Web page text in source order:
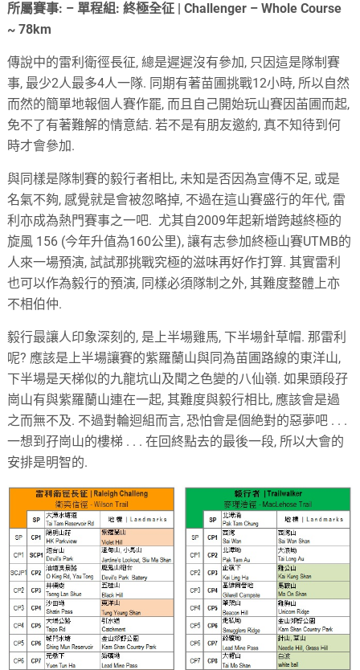
所屬賽事: – 單程組: 終極全征 | Challenger – Whole Course
~ 78km
傳說中的雷利衛徑長征, 總是遲遲沒有參加, 只因這是隊制賽
事, 最少2人最多4人一隊. 同期有著苗圃挑戰12小時, 所以自然
而然的簡單地報個人賽作罷, 而且自己開始玩山賽因苖圃而起,
免不了有著難解的情意結. 若不是有朋友邀約, 真不知待到何
時才會參加.
與同樣是隊制賽的毅行者相比, 未知是否因為宣傳不足, 或是
名氣不夠, 感覺就是會被忽略掉, 不過在這山賽盛行的年代, 雷
利亦成為熱門賽事之一吧. 尤其自2009年起新增跨越終極的
旋風 156 (今年升值為160公里), 讓有志參加終極山賽UTMB的
人來一場預演, 試試那挑戰究極的滋味再好作打算. 其實雷利
也可以作為毅行的預演, 同樣必須隊制之外, 其難度整體上亦
不相伯仲.
毅行最讓人印象深刻的, 是上半場雞馬, 下半場針草帽. 那雷利
呢? 應該是上半場讓賽的紫羅蘭山與同為苗圃路線的東洋山,
下半場是天梯似的九龍坑山及聞之色變的八仙嶺. 如果頭段孖
崗山有與紫羅蘭山連在一起, 其難度與毅行相比, 應該會是過
之而無不及. 不過對輪迴組而言, 恐怕會是個絶對的惡夢吧 . . .
一想到孖崗山的樓梯 . . . 在回終點去的最後一段, 所以大會的
安排是明智的.